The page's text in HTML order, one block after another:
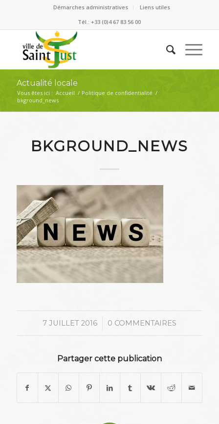
Démarches administratives
Liens utiles
Tél.: +33 (0)4 67 83 56 00
Actualité locale
Vous êtes ici : Accueil / Politique de confidentialité /
bkground_news
BKGROUND_NEWS
7 JUILLET 2016
/ 0 COMMENTAIRES
Partager cette publication